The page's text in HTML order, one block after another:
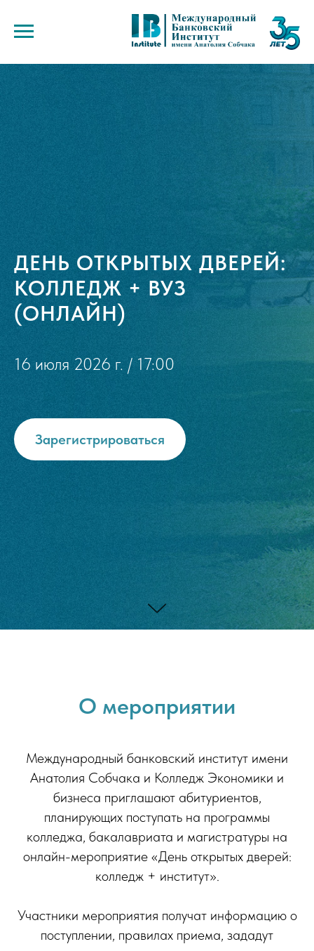
ДЕНЬ ОТКРЫТЫХ ДВЕРЕЙ:
КОЛЛЕДЖ + ВУЗ
(ОНЛАЙН)
16 июля 2026 г. / 17:00
Зарегистрироваться
О мероприятии
Международный банковский институт имени
Анатолия Собчака и Колледж Экономики и
бизнеса приглашают абитуриентов,
планирующих поступать на программы
колледжа, бакалавриата и магистратуры на
онлайн-мероприятие «День открытых дверей:
колледж + институт».
Участники мероприятия получат информацию о
поступлении, правилах приема, зададут